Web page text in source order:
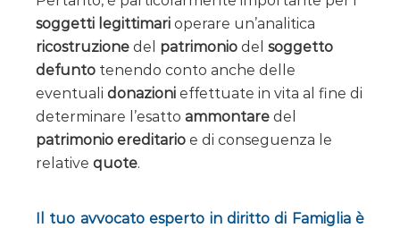
soggetti legittimari operare un’analitica
ricostruzione del patrimonio del soggetto
defunto tenendo conto anche delle
eventuali donazioni effettuate in vita al fine di
determinare l’esatto ammontare del
patrimonio ereditario e di conseguenza le
relative quote.
Il tuo avvocato esperto in diritto di Famiglia è